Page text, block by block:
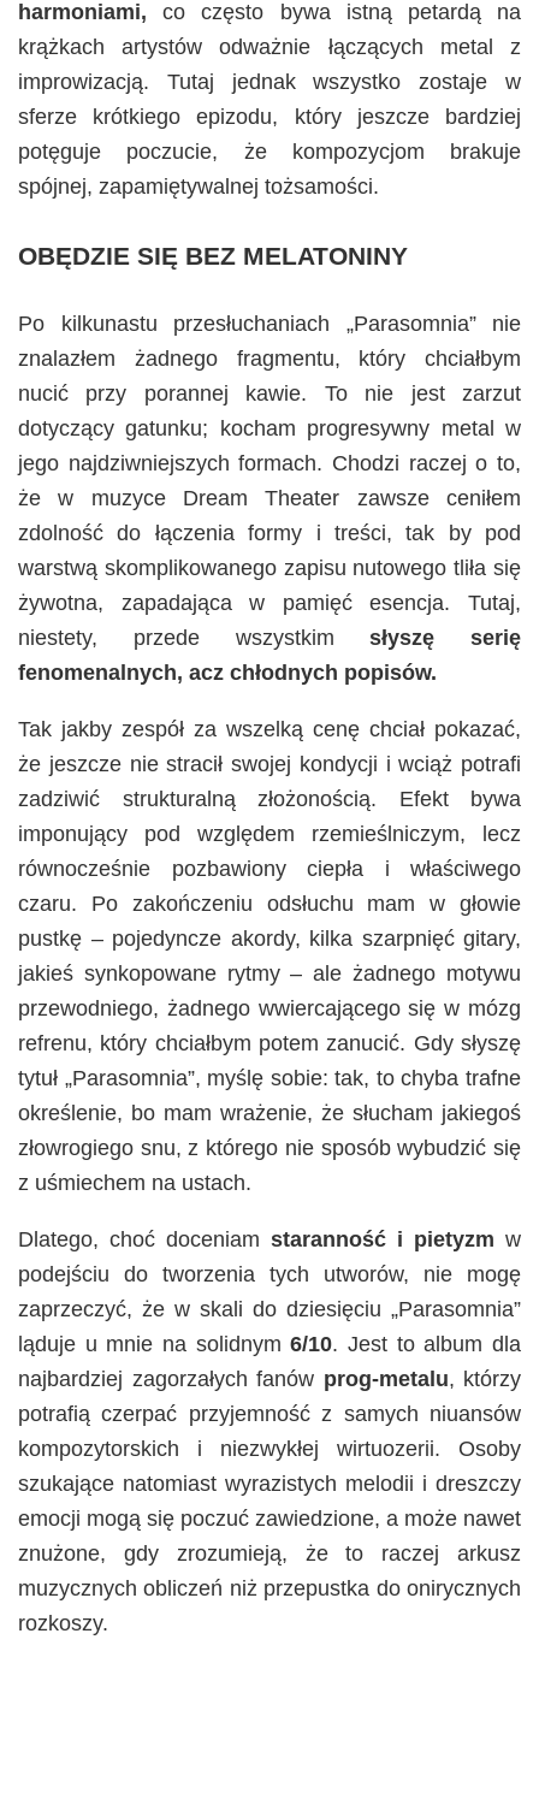
harmoniami, co często bywa istną petardą na
krążkach artystów odważnie łączących metal z
improwizacją. Tutaj jednak wszystko zostaje w
sferze krótkiego epizodu, który jeszcze bardziej
potęguje poczucie, że kompozycjom brakuje
spójnej, zapamiętywalnej tożsamości.
OBĘDZIE SIĘ BEZ MELATONINY
Po kilkunastu przesłuchaniach „Parasomnia” nie
znalazłem żadnego fragmentu, który chciałbym
nucić przy porannej kawie. To nie jest zarzut
dotyczący gatunku; kocham progresywny metal w
jego najdziwniejszych formach. Chodzi raczej o to,
że w muzyce Dream Theater zawsze ceniłem
zdolność do łączenia formy i treści, tak by pod
warstwą skomplikowanego zapisu nutowego tliła się
żywotna, zapadająca w pamięć esencja. Tutaj,
niestety, przede wszystkimsłyszę serię
fenomenalnych, acz chłodnych popisów.
Tak jakby zespół za wszelką cenę chciał pokazać,
że jeszcze nie stracił swojej kondycji i wciąż potrafi
zadziwić strukturalną złożonością. Efekt bywa
imponujący pod względem rzemieślniczym, lecz
równocześnie pozbawiony ciepła i właściwego
czaru. Po zakończeniu odsłuchu mam w głowie
pustkę – pojedyncze akordy, kilka szarpnięć gitary,
jakieś synkopowane rytmy – ale żadnego motywu
przewodniego, żadnego wwiercającego się w mózg
refrenu, który chciałbym potem zanucić. Gdy słyszę
tytuł „Parasomnia”, myślę sobie: tak, to chyba trafne
określenie, bo mam wrażenie, że słucham jakiegoś
złowrogiego snu, z którego nie sposób wybudzić się
z uśmiechem na ustach.
Dlatego, choć doceniam staranność i pietyzm w
podejściu do tworzenia tych utworów, nie mogę
zaprzeczyć, że w skali do dziesięciu „Parasomnia”
ląduje u mnie na solidnym6/10. Jest to album dla
najbardziej zagorzałych fanów prog-metalu, którzy
potrafią czerpać przyjemność z samych niuansów
kompozytorskich i niezwykłej wirtuozerii. Osoby
szukające natomiast wyrazistych melodii i dreszczy
emocji mogą się poczuć zawiedzione, a może nawet
znużone, gdy zrozumieją, że to raczej arkusz
muzycznych obliczeń niż przepustka do onirycznych
rozkoszy.